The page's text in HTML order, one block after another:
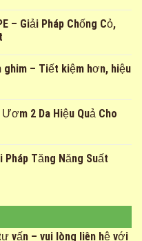
– Giải Pháp Chống Cỏ,
ghim – Tiết kiệm hơn, hiệu
2 Da Hiệu Quả Cho
Pháp Tăng Năng Suất
vấn – vui lòng liên hệ với